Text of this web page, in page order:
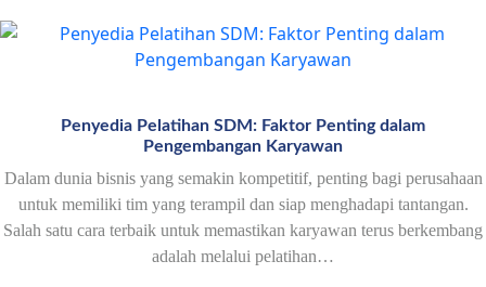
Penyedia Pelatihan SDM: Faktor Penting dalam
Pengembangan Karyawan
Dalam dunia bisnis yang semakin kompetitif, penting bagi perusahaan
untuk memiliki tim yang terampil dan siap menghadapi tantangan.
Salah satu cara terbaik untuk memastikan karyawan terus berkembang
adalah melalui pelatihan…